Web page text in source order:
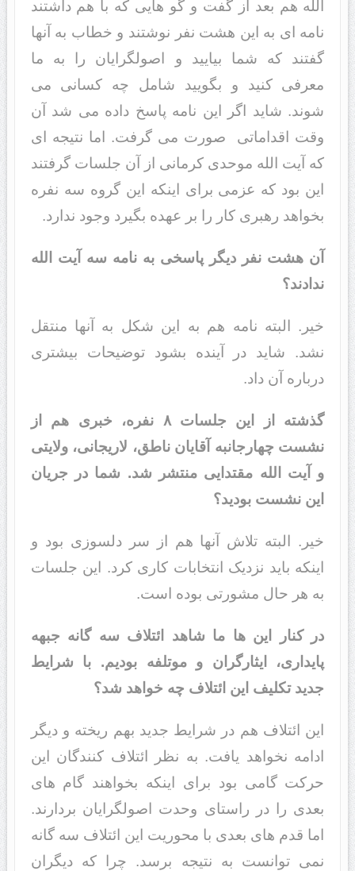
الله هم بعد از گفت و گو هایی که با هم داشتند
نامه ای به این هشت نفر نوشتند و خطاب به آنها
گفتند که شما بیایید و اصولگرایان را به ما
معرفی کنید و بگویید شامل چه کسانی می
شوند. شاید اگر این نامه پاسخ داده می شد آن
وقت اقداماتی صورت می گرفت. اما نتیجه ای
که آیت الله موحدی کرمانی از آن جلسات گرفتند
این بود که عزمی برای اینکه این گروه سه نفره
بخواهد رهبری کار را بر عهده بگیرد وجود ندارد.
آن هشت نفر دیگر پاسخی به نامه سه آیت الله
ندادند؟
خیر. البته نامه هم به این شکل به آنها منتقل
نشد. شاید در آینده بشود توضیحات بیشتری
درباره آن داد.
گذشته از این جلسات ۸ نفره، خبری هم از
نشست چهارجانبه آقایان ناطق، لاریجانی، ولایتی
و آیت الله مقتدایی منتشر شد. شما در جریان
این نشست بودید؟
خیر. البته تلاش آنها هم از سر دلسوزی بود و
اینکه باید نزدیک انتخابات کاری کرد. این جلسات
به هر حال مشورتی بوده است.
در کنار این ها ما شاهد ائتلاف سه گانه جبهه
پایداری، ایثارگران و موتلفه بودیم. با شرایط
جدید تکلیف این ائتلاف چه خواهد شد؟
این ائتلاف هم در شرایط جدید بهم ریخته و دیگر
ادامه نخواهد یافت. به نظر ائتلاف کنندگان این
حرکت گامی بود برای اینکه بخواهند گام های
بعدی را در راستای وحدت اصولگرایان بردارند.
اما قدم های بعدی با محوریت این ائتلاف سه گانه
نمی توانست به نتیجه برسد. چرا که دیگران